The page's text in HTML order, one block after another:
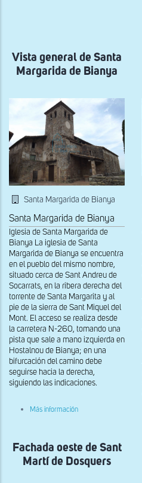
navegación
Vista general de Santa
Margarida de Bianya
Santa Margarida de Bianya
Santa Margarida de Bianya
Iglesia de Santa Margarida de
Bianya La iglesia de Santa
Margarida de Bianya se encuentra
en el pueblo del mismo nombre,
situado cerca de Sant Andreu de
Socarrats, en la ribera derecha del
torrente de Santa Margarita y al
pie de la sierra de Sant Miquel del
Mont. El acceso se realiza desde
la carretera N-260, tomando una
pista que sale a mano izquierda en
Hostalnou de Bianya; en una
bifurcación del camino debe
seguirse hacia la derecha,
siguiendo las indicaciones.
Más información
Santa
Margarida
de
Fachada oeste de Sant
Martí de Dosquers